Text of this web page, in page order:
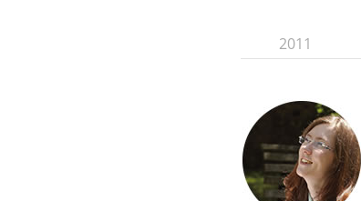
2011